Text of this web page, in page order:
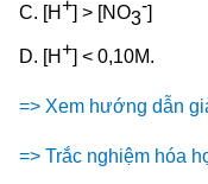
C. [H+ ] > [NO3
-
D. [H+] < 0,10M.
=> Xem hướng dẫn
=> Trắc nghiệm hóa